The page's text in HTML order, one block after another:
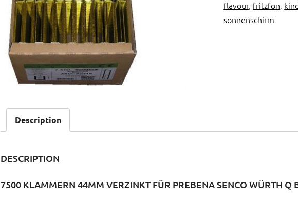
flavour, fritzfon,
sonnenschirm
Description
DESCRIPTION
7500 KLAMMERN 44MM VERZINKT FÜR PREBENA SENCO WÜRTH